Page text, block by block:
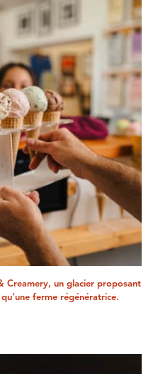
Creamery, un glacier proposant
ferme régénératrice.